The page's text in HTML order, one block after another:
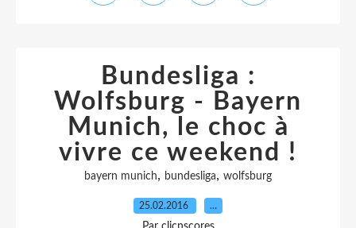
Bundesliga :
Wolfsburg - Bayern
Munich, le choc à
vivre ce weekend !
bayern munich, bundesliga, wolfsburg
25.02.2016 …